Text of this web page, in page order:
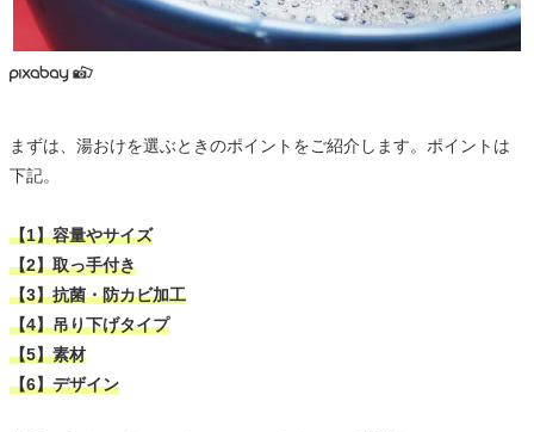
まずは、湯おけを選ぶときのポイントをご紹介します。ポイントは
下記。
【1】容量やサイズ
【2】取っ手付き
【3】抗菌・防カビ加工
【4】吊り下げタイプ
【5】素材
【6】デザイン